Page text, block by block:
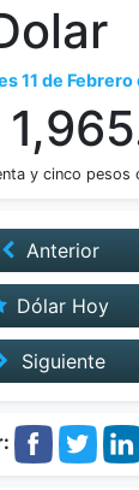
11 de Febrero
y cinco pesos
Anterior
Dólar Hoy
Siguiente